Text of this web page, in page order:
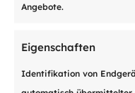
Angebote.
Eigenschaften
Identifikation von